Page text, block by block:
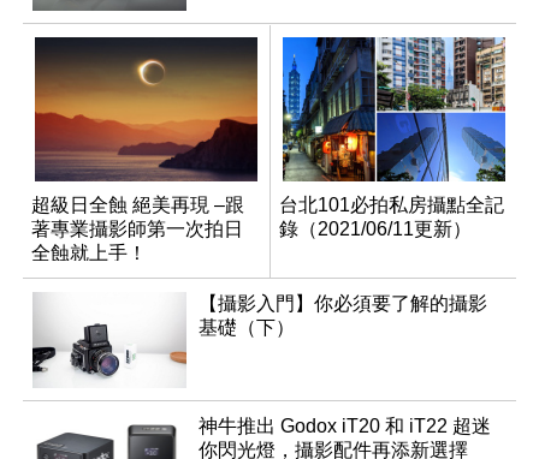
超級日全蝕 絕美再現 –跟
著專業攝影師第一次拍日
全蝕就上手！
台北101必拍私房攝點全記
錄（2021/06/11更新）
【攝影入門】你必須要了解的攝影
基礎（下）
神牛推出 Godox iT20 和 iT22 超迷
你閃光燈，攝影配件再添新選擇